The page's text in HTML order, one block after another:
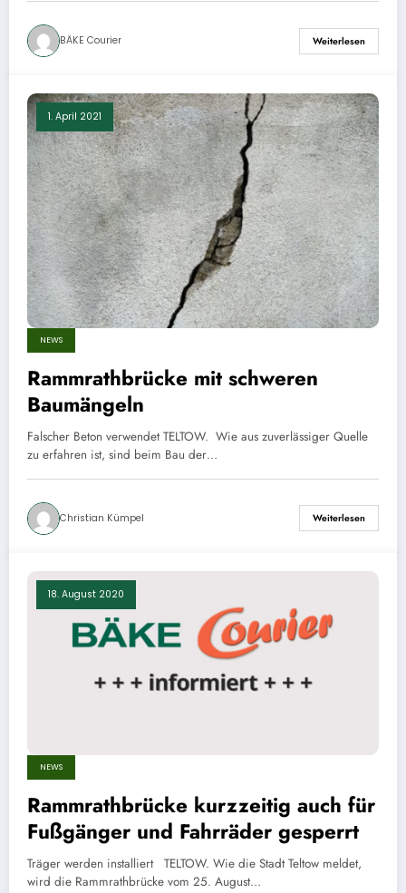
BÄKE Courier Weiterlesen
1. April 2021
NEWS
Rammrathbrücke mit schweren
Baumängeln
Falscher Beton verwendet TELTOW. Wie aus zuverlässiger Quelle
zu erfahren ist, sind beim Bau der…
Christian Kümpel Weiterlesen
18. August 2020
NEWS
Rammrathbrücke kurzzeitig auch für
Fußgänger und Fahrräder gesperrt
Träger werden installiert TELTOW. Wie die Stadt Teltow meldet,
wird die Rammrathbrücke vom 25. August…